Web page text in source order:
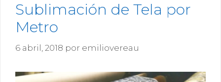
Sublimación de Tela por
Metro
6 abril, 2018 por emiliovereau